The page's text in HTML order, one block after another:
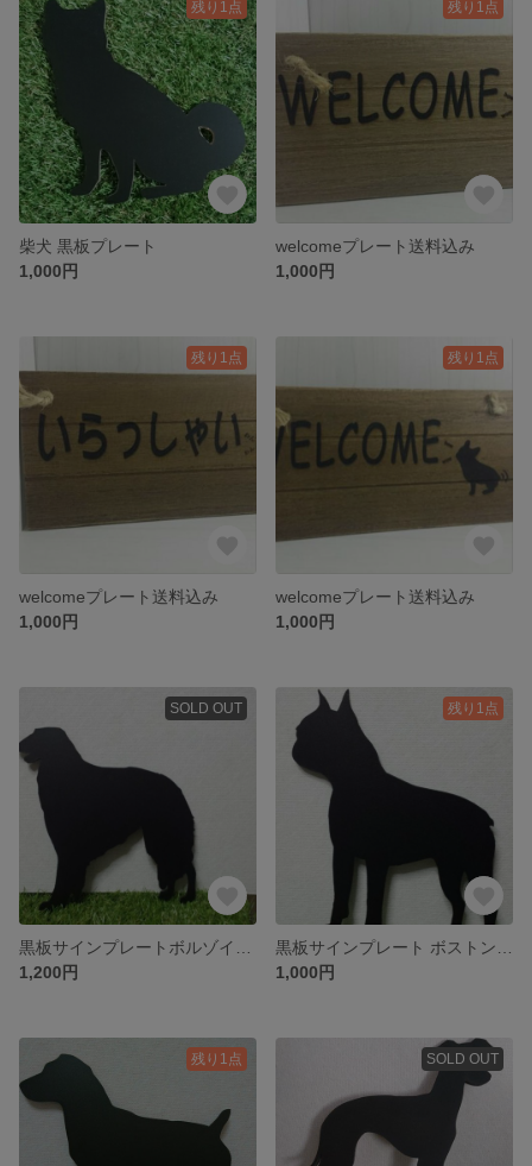
残り1点
柴犬 黒板プレート
1,000円
残り1点
welcomeプレート送料込み
1,000円
残り1点
welcomeプレート送料込み
1,000円
残り1点
welcomeプレート送料込み
1,000円
SOLD OUT
1,200円
残り1点
1,000円
残り1点 SOLD OUT